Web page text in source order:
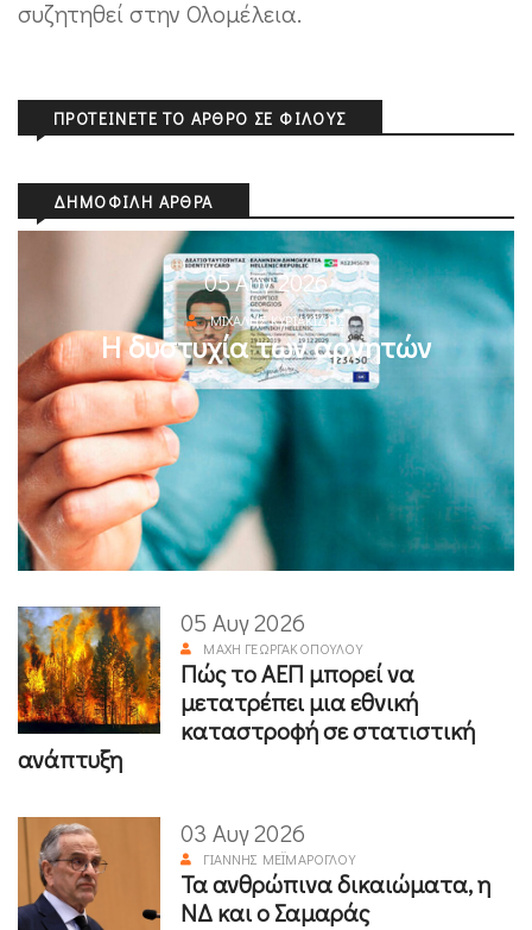
συζητηθεί στην Ολομέλεια.
ΠΡΟΤΕΊΝΕΤΕ ΤΟ ΆΡΘΡΟ ΣΕ ΦΊΛΟΥΣ
ΔΗΜΟΦΙΛΉ ΆΡΘΡΑ
05 Αυγ 2026
ΜΙΧΆΛΗΣ ΚΥΡΙΑΚΊΔΗΣ
Η δυστυχία των αρνητών
05 Αυγ 2026
ΜΆΧΗ ΓΕΩΡΓΑΚΟΠΟΎΛΟΥ
Πώς το ΑΕΠ μπορεί να
μετατρέπει μια εθνική
καταστροφή σε στατιστική
ανάπτυξη
03 Αυγ 2026
ΓΙΆΝΝΗΣ ΜΕΪΜΆΡΟΓΛΟΥ
Τα ανθρώπινα δικαιώματα, η
ΝΔ και ο Σαμαράς